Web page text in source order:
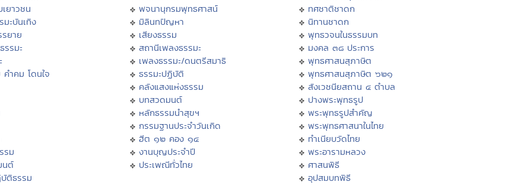
ยาวชน
มะบันเทิง
รยาย
รรมะ
ำคม โดนใจ
รม
นต์
ติธรรม
พจนานุกรมพุทธศาสน์
มิลินทปัญหา
เสียงธรรม
สถานีเพลงธรรมะ
เพลงธรรมะ/ดนตรีสมาธิ
ธรรมะปฏิบัติ
คลังแสงแห่งธรรม
บทสวดมนต์
หลักธรรมนำสุขฯ
กรรมฐานประจำวันเกิด
ฮีต ๑๒ คอง ๑๔
งานบุญประจำปี
ประเพณีทั่วไทย
ทศชาติชาดก
นิทานชาดก
พุทธวจนในธรรมบท
มงคล ๓๘ ประการ
พุทธศาสนสุภาษิต
พุทธศาสนสุภาษิต ๖๒๑
สังเวชนียสถาน ๔ ตำบล
ปางพระพุทธรูป
พระพุทธรูปสำคัญ
พระพุทธศาสนาในไทย
ทำเนียบวัดไทย
พระอารามหลวง
ศาสนพิธี
อุปสมบทพิธี